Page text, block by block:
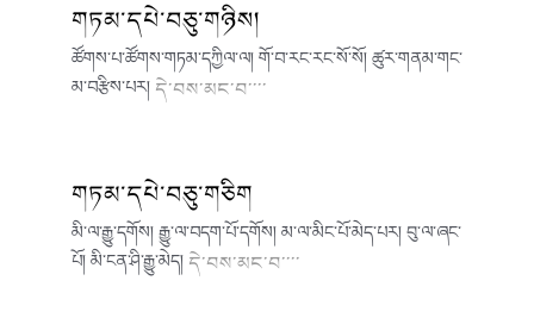
གཏམ་དཔེ་བཅུ་གཉིས།
ཚོགས་པ་ཚོགས་གཏམ་དཀྱིལ་ལ། གོ་བ་རང་རང་སོ་སོ། ཚུར་གནམ་གང་
མ་བརྩིས་པར། དེ་བས་མང་བ་་་་
གཏམ་དཔེ་བཅུ་གཅིག
མི་ལ་རྒྱུ་དགོས། རྒྱུ་ལ་བདག་པོ་དགོས། མ་ལ་མིང་པོ་མེད་པར། བུ་ལ་ཞང་
པོ། མི་ངན་ཤི་རྒྱུ་མེད། དེ་བས་མང་བ་་་་